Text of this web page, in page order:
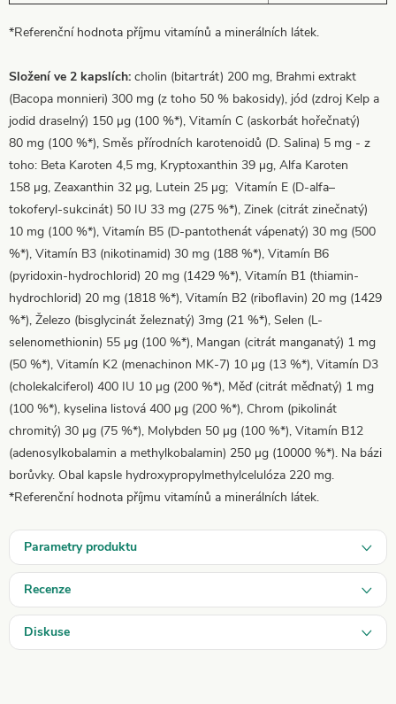
*Referenční hodnota příjmu vitamínů a minerálních látek.
Složení ve 2 kapslích: cholin (bitartrát) 200 mg, Brahmi extrakt
(Bacopa monnieri) 300 mg (z toho 50 % bakosidy), jód (zdroj Kelp a
jodid draselný) 150 µg (100 %*), Vitamín C (askorbát hořečnatý)
80 mg (100 %*), Směs přírodních karotenoidů (D. Salina) 5 mg - z
toho: Beta Karoten 4,5 mg, Kryptoxanthin 39 µg, Alfa Karoten
158 µg, Zeaxanthin 32 µg, Lutein 25 µg; Vitamín E (D-alfa–
tokoferyl-sukcinát) 50 IU 33 mg (275 %*), Zinek (citrát zinečnatý)
10 mg (100 %*), Vitamín B5 (D-pantothenát vápenatý) 30 mg (500
%*), Vitamín B3 (nikotinamid) 30 mg (188 %*), Vitamín B6
(pyridoxin-hydrochlorid) 20 mg (1429 %*), Vitamín B1 (thiamin-
hydrochlorid) 20 mg (1818 %*), Vitamín B2 (riboflavin) 20 mg (1429
%*), Železo (bisglycinát železnatý) 3mg (21 %*), Selen (L-
selenomethionin) 55 µg (100 %*), Mangan (citrát manganatý) 1 mg
(50 %*), Vitamín K2 (menachinon MK-7) 10 µg (13 %*), Vitamín D3
(cholekalciferol) 400 IU 10 µg (200 %*), Měď (citrát měďnatý) 1 mg
(100 %*), kyselina listová 400 µg (200 %*), Chrom (pikolinát
chromitý) 30 µg (75 %*), Molybden 50 µg (100 %*), Vitamín B12
(adenosylkobalamin a methylkobalamin) 250 µg (10000 %*). Na bázi
borůvky. Obal kapsle hydroxypropylmethylcelulóza 220 mg.
*Referenční hodnota příjmu vitamínů a minerálních látek.
Parametry produktu
Recenze
Diskuse